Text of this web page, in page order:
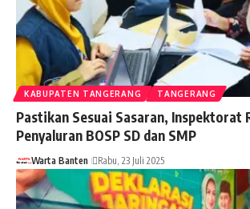
KABUPATEN TANGERANG TANGERANG
Pastikan Sesuai Sasaran, Inspektorat
Penyaluran BOSP SD dan SMP
Warta Banten Rabu, 23 Juli 2025